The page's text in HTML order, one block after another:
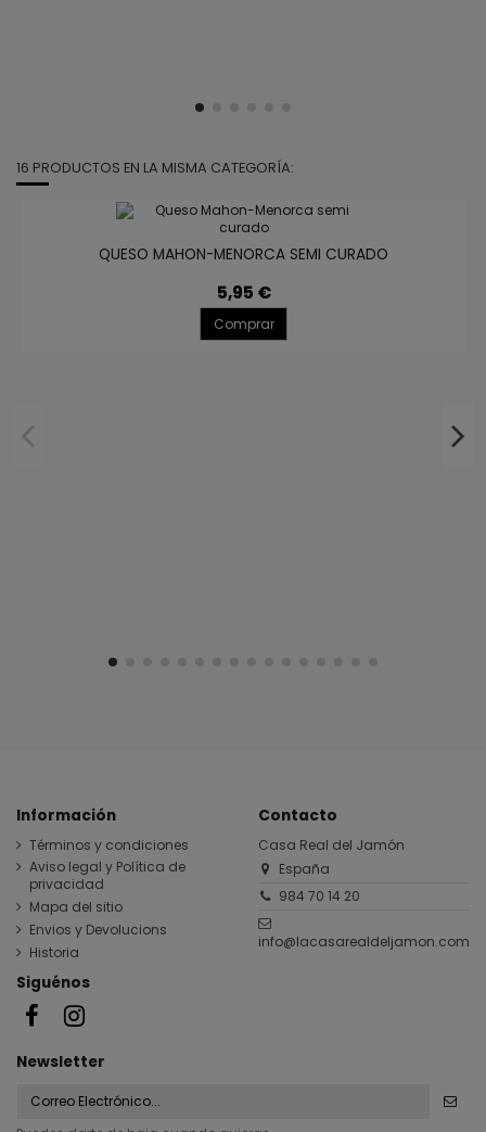
16 PRODUCTOS EN LA MISMA CATEGORÍA:
QUESO MAHON-MENORCA SEMI CURADO
5,95 €
Comprar
Información
Términos y condiciones
Aviso legal y Política de
privacidad
Mapa del sitio
Envios y Devolucions
Historia
Contacto
Casa Real del Jamón
España
984 70 14 20
info@lacasarealdeljamon.com
Siguénos
Newsletter